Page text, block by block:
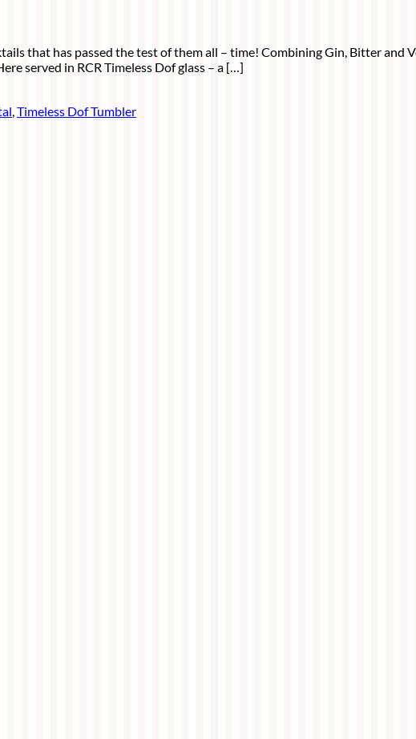
that has passed the test of them all – time! Combining Gin, Bitter and
served in RCR Timeless Dof glass – a […]
,Timeless Dof Tumbler